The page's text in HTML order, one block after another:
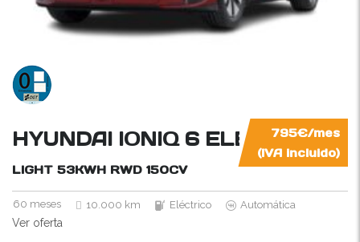
795€/mes
(IVA incluido)
HYUNDAI IONIQ 6 ELÉCTRICO
LIGHT 53KWH RWD 150CV
60 meses 10.000 km Eléctrico Automática
Ver oferta